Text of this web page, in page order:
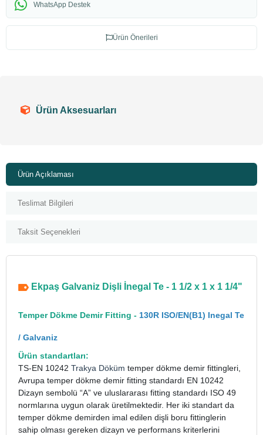
WhatsApp Destek
Ürün Önerileri
Ürün Aksesuarları
Ürün Açıklaması
Teslimat Bilgileri
Taksit Seçenekleri
Ekpaş Galvaniz Dişli İnegal Te - 1 1/2 x 1 x 1 1/4"
Temper Dökme Demir Fitting - 130R ISO/EN(B1) Inegal Te
/ Galvaniz
Ürün standartları:
TS-EN 10242 Trakya Döküm temper dökme demir fittingleri,
Avrupa temper dökme demir fitting standardı EN 10242
Dizayn sembolü “A” ve uluslararası fitting standardı ISO 49
normlarına uygun olarak üretilmektedir. Her iki standart da
temper dökme demirden imal edilen dişli boru fittinglerin
sahip olması gereken dizayn ve performans kriterlerini